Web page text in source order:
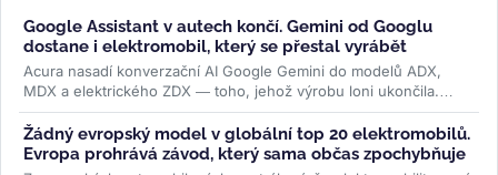
Google Assistant v autech končí. Gemini od Googlu
dostane i elektromobil, který se přestal vyrábět
Acura nasadí konverzační AI Google Gemini do modelů ADX,
MDX a elektrického ZDX — toho, jehož výrobu loni ukončila.
Přidává se k vlně,...>>
Žádný evropský model v globální top 20 elektromobilů.
Evropa prohrává závod, který sama občas zpochybňuje